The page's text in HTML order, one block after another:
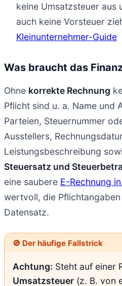
keine Umsatzsteuer aus
auch keine Vorsteuer
Kleinunternehmer-Guide
Was braucht das
Ohne korrekte Rechnung
Pflicht sind u. a. Name und
Parteien, Steuernummer
Ausstellers,
Leistungsbeschreibung
Steuersatz und
eine saubere E-Rechnung
wertvoll, die
Datensatz.
🚫 Der häufige Fallstrick
Achtung: Steht auf einer
Umsatzsteuer (z. B. von